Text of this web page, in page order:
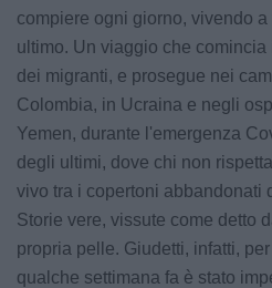
compiere ogni giorno, vivendo
ultimo. Un viaggio che
dei migranti, e prosegue nei
Colombia, in Ucraina e negli
Yemen, durante l'emergenza
degli ultimi, dove chi non
vivo tra i copertoni abbandonati
Storie vere, vissute come detto
propria pelle. Giudetti, infatti,
qualche settimana fa è stato